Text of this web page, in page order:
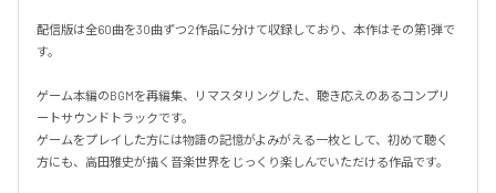
配信版は全60曲を30曲ずつ2作品に分けて収録しており、本作はその第1弾で
す。
ゲーム本編のBGMを再編集、リマスタリングした、聴き応えのあるコンプリ
ートサウンドトラックです。
ゲームをプレイした方には物語の記憶がよみがえる一枚として、初めて聴く
方にも、高田雅史が描く音楽世界をじっくり楽しんでいただける作品です。